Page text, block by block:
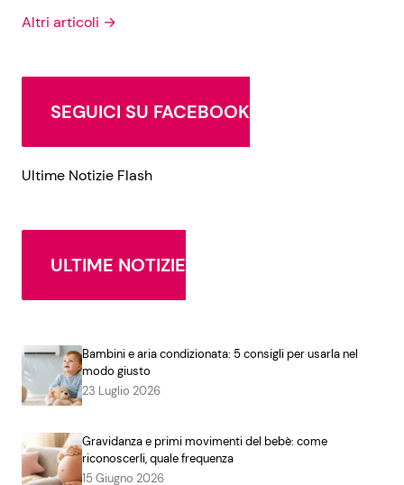
Altri articoli →
SEGUICI SU FACEBOOK
Ultime Notizie Flash
ULTIME NOTIZIE
Bambini e aria condizionata: 5 consigli per usarla nel
modo giusto
23 Luglio 2026
Gravidanza e primi movimenti del bebè: come
riconoscerli, quale frequenza
15 Giugno 2026